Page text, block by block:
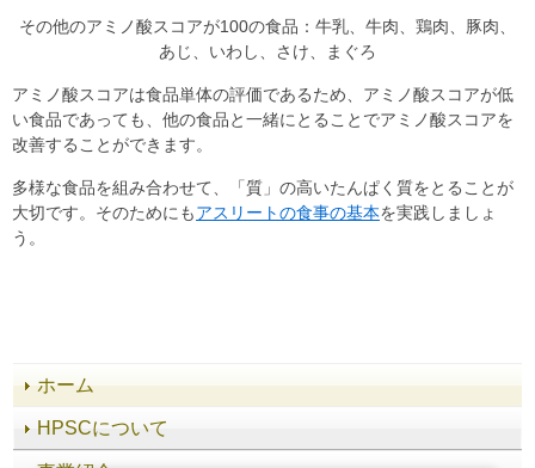
ホーム
HPSCについて
その他のアミノ酸スコアが100の食品：牛乳、牛肉、鶏肉、豚肉、
あじ、いわし、さけ、まぐろ
アミノ酸スコアは食品単体の評価であるため、アミノ酸スコアが低
い食品であっても、他の食品と一緒にとることでアミノ酸スコアを
改善することができます。
多様な食品を組み合わせて、「質」の高いたんぱく質をとることが
大切です。そのためにもアスリートの食事の基本を実践しましょ
う。